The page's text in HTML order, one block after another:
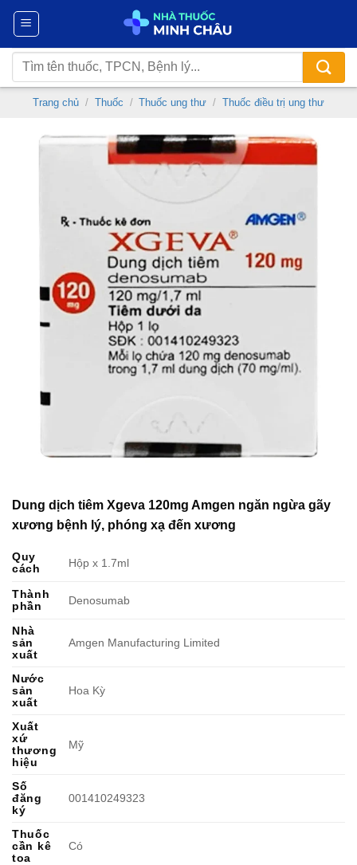
Chuyển
nội
dung
Tìm
kiếm:
Trang chủ / Thuốc / Thuốc ung thư / Thuốc điều trị ung thư
Dung dịch tiêm Xgeva 120mg Amgen ngăn ngừa gãy
xương bệnh lý, phóng xạ đến xương
Quy
cách
Hộp x 1.7ml
Thành
phần
Denosumab
Nhà
sản
xuất
Amgen Manufacturing Limited
Nước
sản
xuất
Hoa Kỳ
Xuất
xứ
thương
hiệu
Mỹ
Số
đăng
ký
001410249323
Thuốc
cần kê
toa
Có